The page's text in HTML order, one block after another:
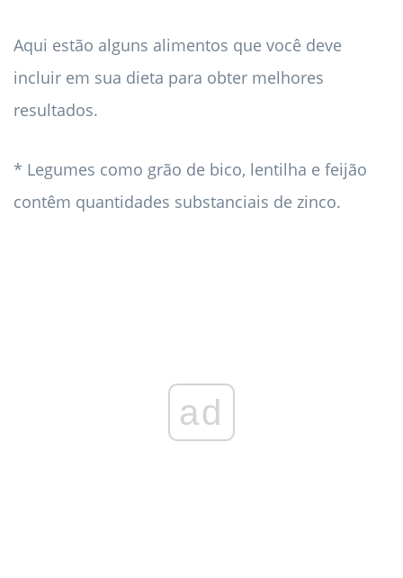
Aqui estão alguns alimentos que você deve
incluir em sua dieta para obter melhores
resultados.
* Legumes como grão de bico, lentilha e feijão
contêm quantidades substanciais de zinco.
ad